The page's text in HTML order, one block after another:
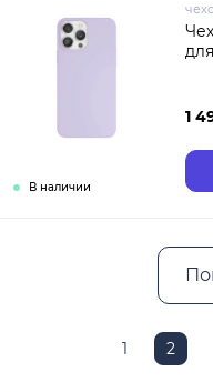
В наличии
1
1 2